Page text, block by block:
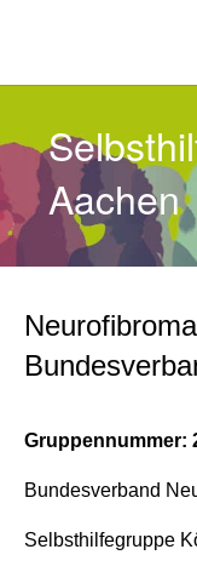
Aachen
Gruppennummer:
Bundesverband
Selbsthilfegruppe